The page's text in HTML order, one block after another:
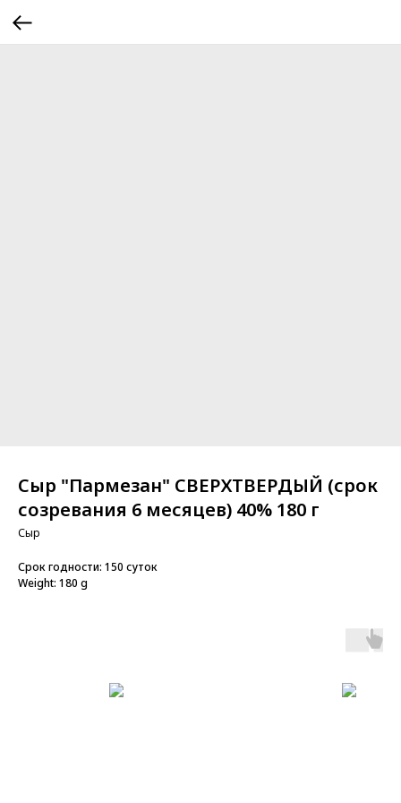
Сыр "Пармезан" СВЕРХТВЕРДЫЙ (срок
созревания 6 месяцев) 40% 180 г
Сыр
Срок годности: 150 суток
Weight: 180 g